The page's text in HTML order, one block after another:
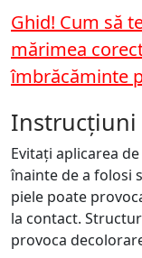
Ghid! Cum să
mărimea
îmbrăcăminte
Evitați aplicarea
înainte de a folosi
piele poate
la contact.
provoca